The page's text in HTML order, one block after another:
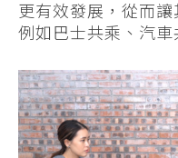
更有效發展，從而
例如巴士共乘、汽車